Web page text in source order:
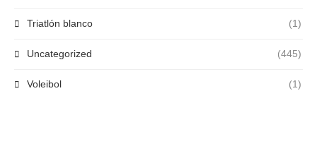
Triatlón blanco (1)
Uncategorized (445)
Voleibol (1)